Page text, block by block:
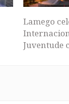
Lamego
Juventude